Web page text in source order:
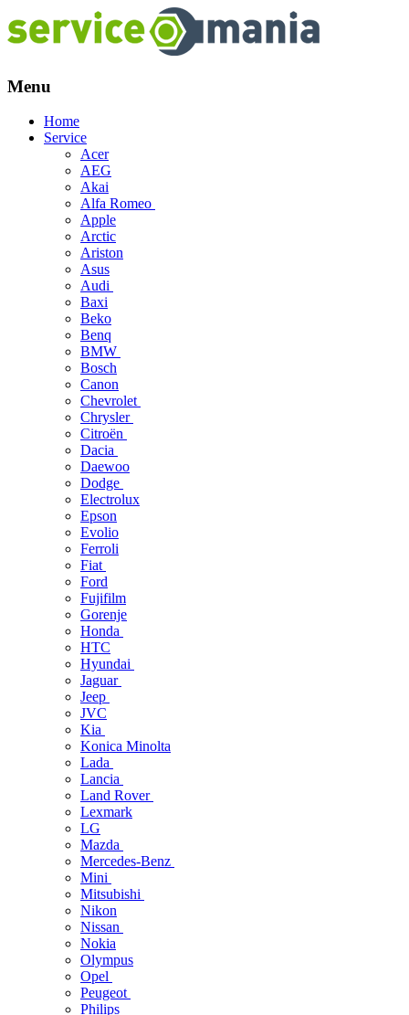
Menu
Skip
Home
Service
Acer
AEG
Akai
Alfa Romeo
Apple
Arctic
Ariston
Asus
Audi
Baxi
Beko
Benq
BMW
Bosch
Canon
Chevrolet
Chrysler
Citroën
Dacia
Daewoo
Dodge
Electrolux
Epson
Evolio
Ferroli
Fiat
Ford
Fujifilm
Gorenje
Honda
HTC
Hyundai
Jaguar
Jeep
JVC
Kia
Konica Minolta
Lada
Lancia
Land Rover
Lexmark
LG
Mazda
Mercedes-Benz
Mini
Mitsubishi
Nikon
Nissan
Nokia
Olympus
Opel
Peugeot
Philips